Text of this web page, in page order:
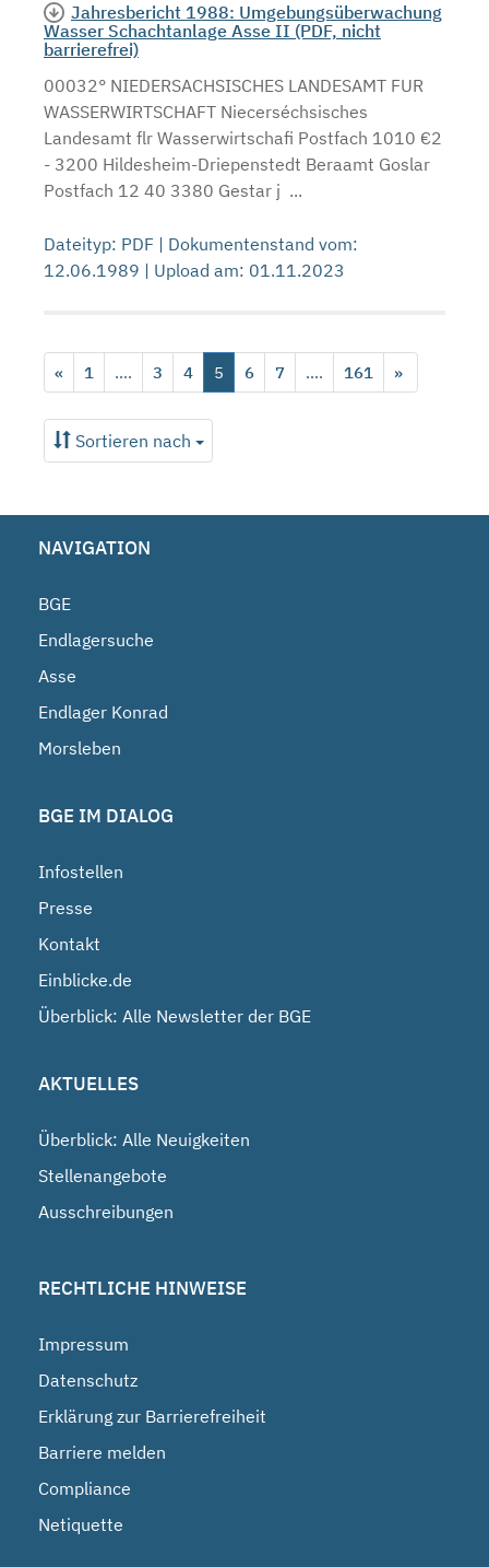
Jahresbericht 1988: Umgebungsüberwachung
Wasser Schachtanlage Asse II (PDF, nicht
barrierefrei)
00032° NIEDERSACHSISCHES LANDESAMT FUR
WASSERWIRTSCHAFT Niecerséchsisches
Landesamt flr Wasserwirtschafi Postfach 1010 €2
- 3200 Hildesheim-Driepenstedt Beraamt Goslar
Postfach 12 40 3380 Gestar j ...
Dateityp: PDF | Dokumentenstand vom:
12.06.1989 | Upload am: 01.11.2023
« 1 .... 3 4 5 6 7 .... 161 »
Sortieren nach
NAVIGATION
BGE
Endlagersuche
Asse
Endlager Konrad
Morsleben
BGE IM DIALOG
Infostellen
Presse
Kontakt
Einblicke.de
Überblick: Alle Newsletter der BGE
AKTUELLES
Überblick: Alle Neuigkeiten
Stellenangebote
Ausschreibungen
RECHTLICHE HINWEISE
Impressum
Datenschutz
Erklärung zur Barrierefreiheit
Barriere melden
Compliance
Netiquette